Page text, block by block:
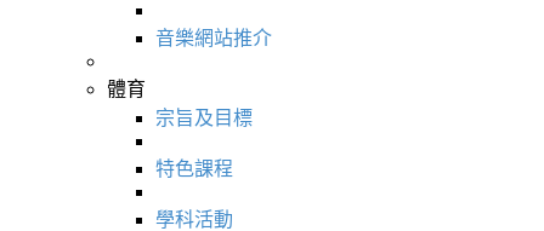
音樂網站推介
體育
宗旨及目標
特色課程
學科活動